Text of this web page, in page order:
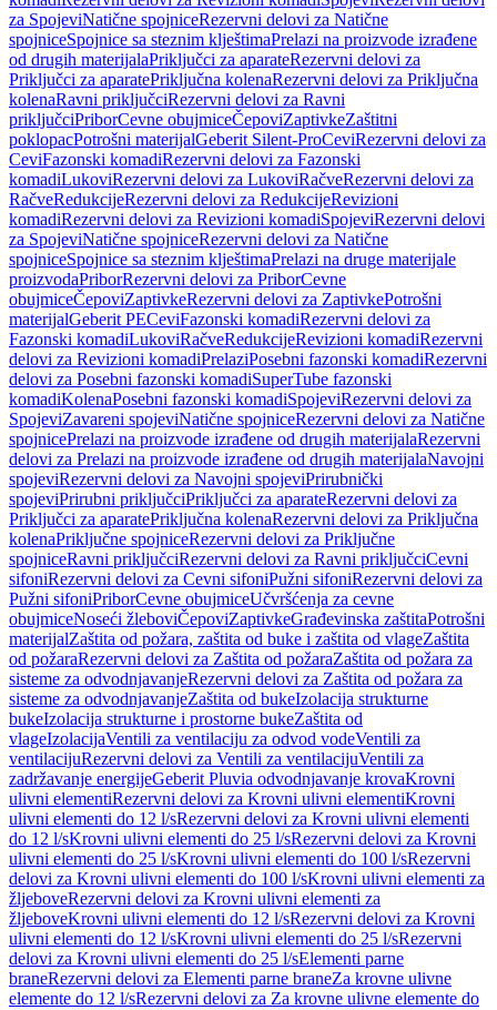
za SpojeviNatične spojniceRezervni delovi za Natične
spojniceSpojnice sa steznim klještimaPrelazi na proizvode izrađene
od drugih materijalaPriključci za aparateRezervni delovi za
Priključci za aparatePriključna kolenaRezervni delovi za Priključna
kolenaRavni priključciRezervni delovi za Ravni
priključciPriborCevne obujmiceČepoviZaptivkeZaštitni
poklopacPotrošni materijalGeberit Silent-ProCeviRezervni delovi za
CeviFazonski komadiRezervni delovi za Fazonski
komadiLukoviRezervni delovi za LukoviRačveRezervni delovi za
RačveRedukcijeRezervni delovi za RedukcijeRevizioni
komadiRezervni delovi za Revizioni komadiSpojeviRezervni delovi
za SpojeviNatične spojniceRezervni delovi za Natične
spojniceSpojnice sa steznim klještimaPrelazi na druge materijale
proizvodaPriborRezervni delovi za PriborCevne
obujmiceČepoviZaptivkeRezervni delovi za ZaptivkePotrošni
materijalGeberit PECeviFazonski komadiRezervni delovi za
Fazonski komadiLukoviRačveRedukcijeRevizioni komadiRezervni
delovi za Revizioni komadiPrelaziPosebni fazonski komadiRezervni
delovi za Posebni fazonski komadiSuperTube fazonski
komadiKolenaPosebni fazonski komadiSpojeviRezervni delovi za
SpojeviZavareni spojeviNatične spojniceRezervni delovi za Natične
spojnicePrelazi na proizvode izrađene od drugih materijalaRezervni
delovi za Prelazi na proizvode izrađene od drugih materijalaNavojni
spojeviRezervni delovi za Navojni spojeviPrirubnički
spojeviPrirubni priključciPriključci za aparateRezervni delovi za
Priključci za aparatePriključna kolenaRezervni delovi za Priključna
kolenaPriključne spojniceRezervni delovi za Priključne
spojniceRavni priključciRezervni delovi za Ravni priključciCevni
sifoniRezervni delovi za Cevni sifoniPužni sifoniRezervni delovi za
Pužni sifoniPriborCevne obujmiceUčvršćenja za cevne
obujmiceNoseći žleboviČepoviZaptivkeGrađevinska zaštitaPotrošni
materijalZaštita od požara, zaštita od buke i zaštita od vlageZaštita
od požaraRezervni delovi za Zaštita od požaraZaštita od požara za
sisteme za odvodnjavanjeRezervni delovi za Zaštita od požara za
sisteme za odvodnjavanjeZaštita od bukeIzolacija strukturne
bukeIzolacija strukturne i prostorne bukeZaštita od
vlageIzolacijaVentili za ventilaciju za odvod vodeVentili za
ventilacijuRezervni delovi za Ventili za ventilacijuVentili za
zadržavanje energijeGeberit Pluvia odvodnjavanje krovaKrovni
ulivni elementiRezervni delovi za Krovni ulivni elementiKrovni
ulivni elementi do 12 l/sRezervni delovi za Krovni ulivni elementi
do 12 l/sKrovni ulivni elementi do 25 l/sRezervni delovi za Krovni
ulivni elementi do 25 l/sKrovni ulivni elementi do 100 l/sRezervni
delovi za Krovni ulivni elementi do 100 l/sKrovni ulivni elementi za
žljeboveRezervni delovi za Krovni ulivni elementi za
žljeboveKrovni ulivni elementi do 12 l/sRezervni delovi za Krovni
ulivni elementi do 12 l/sKrovni ulivni elementi do 25 l/sRezervni
delovi za Krovni ulivni elementi do 25 l/sElementi parne
braneRezervni delovi za Elementi parne braneZa krovne ulivne
elemente do 12 l/sRezervni delovi za Za krovne ulivne elemente do